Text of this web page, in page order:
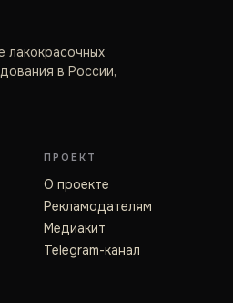
лакокрасочных
в России,
ПРОЕКТ
О проекте
Рекламодателям
Медиакит
Telegram-канал